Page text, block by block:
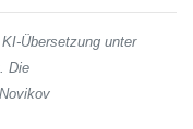
Übersetzung unter
Die